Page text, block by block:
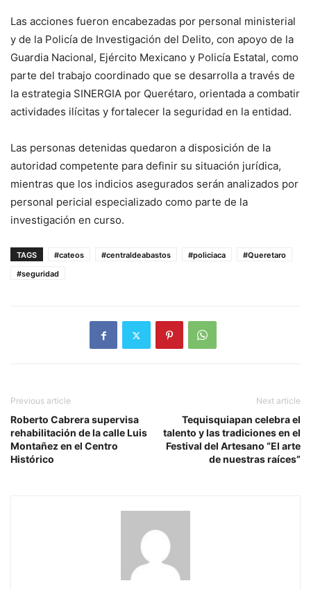
Las acciones fueron encabezadas por personal ministerial
y de la Policía de Investigación del Delito, con apoyo de la
Guardia Nacional, Ejército Mexicano y Policía Estatal, como
parte del trabajo coordinado que se desarrolla a través de
la estrategia SINERGIA por Querétaro, orientada a combatir
actividades ilícitas y fortalecer la seguridad en la entidad.
Las personas detenidas quedaron a disposición de la
autoridad competente para definir su situación jurídica,
mientras que los indicios asegurados serán analizados por
personal pericial especializado como parte de la
investigación en curso.
TAGS #cateos #centraldeabastos #policiaca
#Queretaro
#seguridad
Previous article
Roberto Cabrera supervisa
rehabilitación de la calle Luis
Montañez en el Centro
Histórico
Next article
Tequisquiapan celebra el
talento y las tradiciones en el
Festival del Artesano “El arte
de nuestras raíces”